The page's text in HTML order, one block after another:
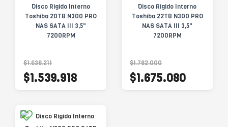
Disco Rigido Interno
Toshiba 20TB N300 PRO
NAS SATA III 3,5"
7200RPM
$1.638.211
$1.539.918
Disco Rigido Interno
Toshiba 22TB N300 PRO
NAS SATA III 3,5"
7200RPM
$1.782.000
$1.675.080